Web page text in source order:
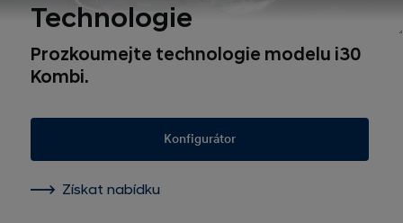
Technologie
Prozkoumejte technologie modelu i30
Kombi.
Konfigurátor
Získat nabídku